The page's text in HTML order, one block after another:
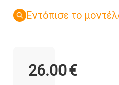
Εντόπισε το
26.00€